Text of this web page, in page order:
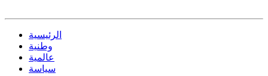
الرئيسية
وطنية
عالمية
سياسة